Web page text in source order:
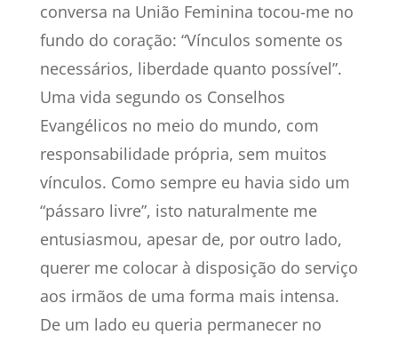
conversa na União Feminina tocou-me no
fundo do coração: “Vínculos somente os
necessários, liberdade quanto possível”.
Uma vida segundo os Conselhos
Evangélicos no meio do mundo, com
responsabilidade própria, sem muitos
vínculos. Como sempre eu havia sido um
“pássaro livre”, isto naturalmente me
entusiasmou, apesar de, por outro lado,
querer me colocar à disposição do serviço
aos irmãos de uma forma mais intensa.
De um lado eu queria permanecer no